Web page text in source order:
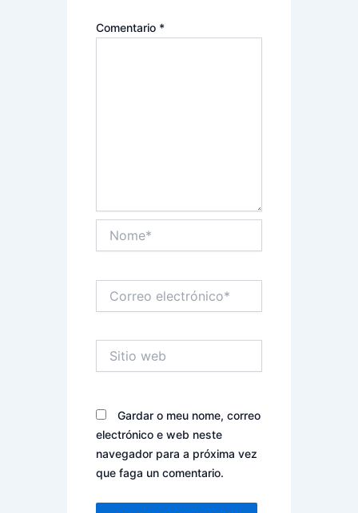
Comentario *
electrónico*
web
Gardar o meu nome, correo
electrónico e web neste
navegador para a próxima vez
que faga un comentario.